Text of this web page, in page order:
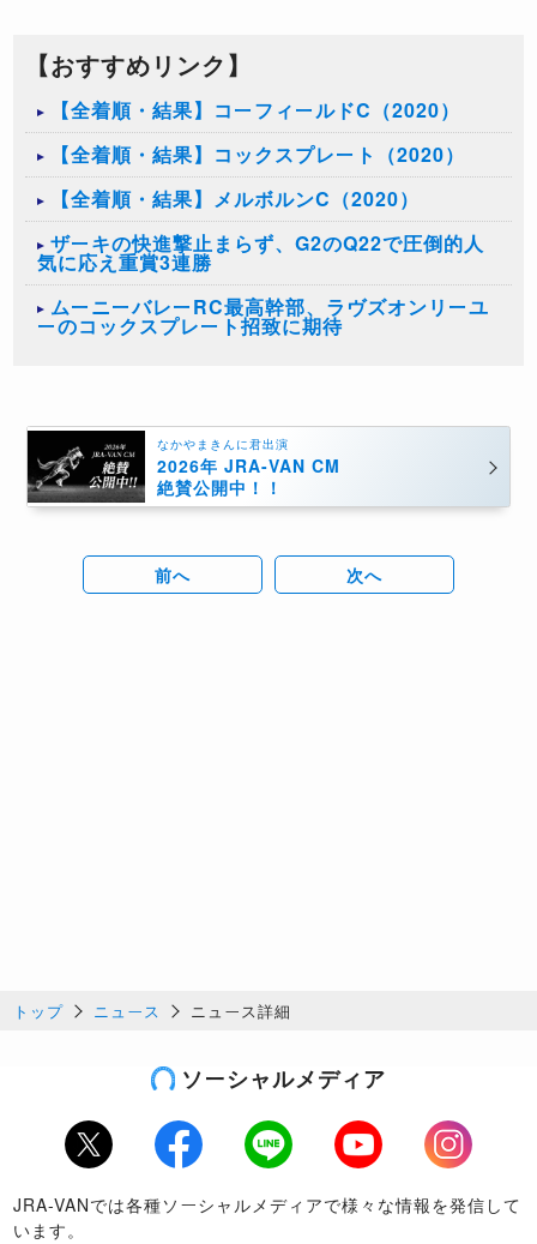
【おすすめリンク】
【全着順・結果】コーフィールドC（2020）
【全着順・結果】コックスプレート（2020）
【全着順・結果】メルボルンC（2020）
ザーキの快進撃止まらず、G2のQ22で圧倒的人
気に応え重賞3連勝
ムーニーバレーRC最高幹部、ラヴズオンリーユ
ーのコックスプレート招致に期待
なかやまきんに君出演
2026年 JRA-VAN CM
絶賛公開中！！
前へ 次へ
トップ ニュース ニュース詳細
ソーシャルメディア
Twitter Facebook LINE Youtube
Instagram
JRA-VANでは各種ソーシャルメディアで様々な情報を発信して
います。